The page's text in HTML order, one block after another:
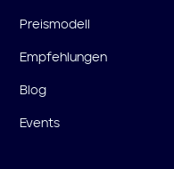
Preismodell
Empfehlungen
Blog
Events